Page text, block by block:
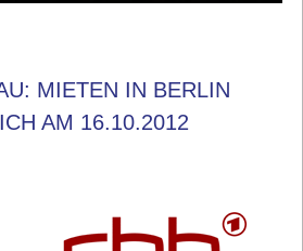
MIETEN IN BERLIN
AM 16.10.2012